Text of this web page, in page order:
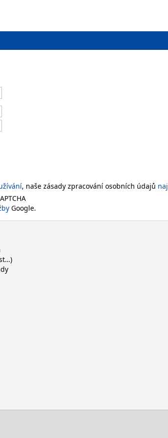
, naše zásady zpracování osobních údajů
Google.